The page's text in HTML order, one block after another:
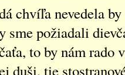
chvíľa nevedela
sme požiadali
to by nám rado
duši, tie